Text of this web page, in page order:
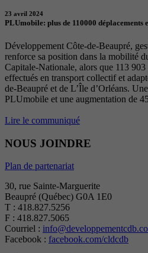
23 avril 2024
PLUmobile: plus de 110000 déplacements
Développement Côte-de-Beaupré,
renforce sa position dans la mobilité
Capitale-Nationale, alors que 113 903
effectués en transport collectif et
de-Beaupré et de L’Île d’Orléans.
PLUmobile et une augmentation de
Lire le communiqué
NOUS JOINDRE
Plan de partenariat
30, rue Sainte-Marguerite
Beaupré (Québec) G0A 1E0
T : 418.827.5256
F : 418.827.5065
Courriel :
Facebook : facebook.com/cldcdb